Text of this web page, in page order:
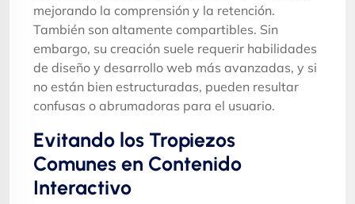
mejorando la comprensión y la retención.
También son altamente compartibles. Sin
embargo, su creación suele requerir habilidades
de diseño y desarrollo web más avanzadas, y si
no están bien estructuradas, pueden resultar
confusas o abrumadoras para el usuario.
Evitando los Tropiezos
Comunes en Contenido
Interactivo